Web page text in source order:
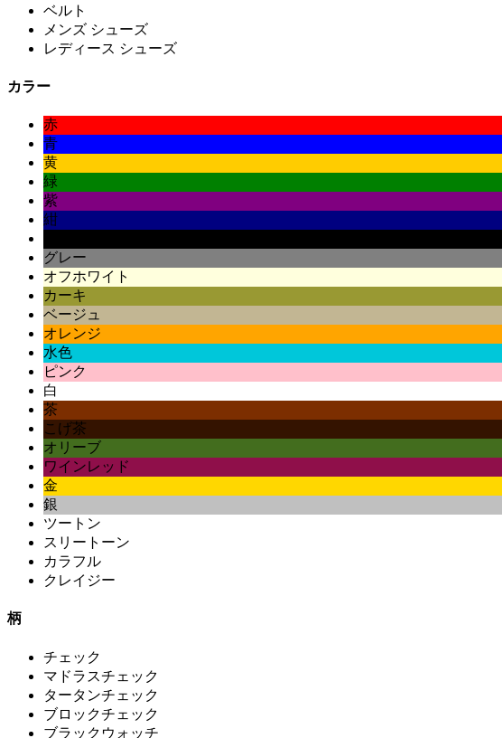
ベルト
メンズ シューズ
レディース シューズ
カラー
赤
青
黄
緑
紫
紺
グレー
オフホワイト
カーキ
ベージュ
オレンジ
水色
ピンク
白
茶
こげ茶
オリーブ
ワインレッド
金
銀
ツートン
スリートーン
カラフル
クレイジー
柄
チェック
マドラスチェック
タータンチェック
ブロックチェック
ブラックウォッチ